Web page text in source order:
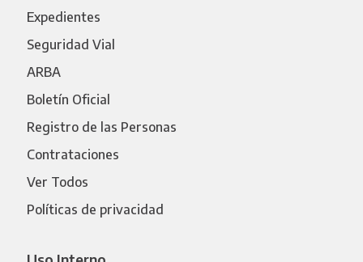
Expedientes
Seguridad Vial
ARBA
Boletín Oficial
Registro de las Personas
Contrataciones
Ver Todos
Políticas de privacidad